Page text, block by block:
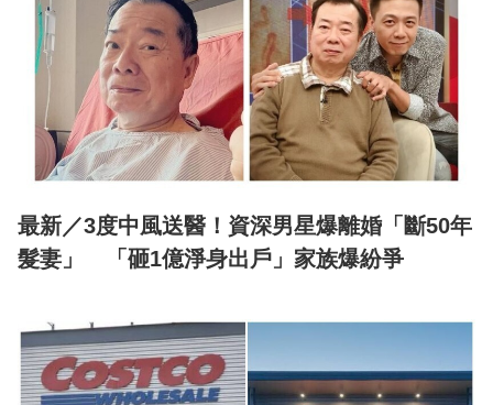
最新／3度中風送醫！資深男星爆離婚「斷50年
髮妻」 「砸1億淨身出戶」家族爆紛爭